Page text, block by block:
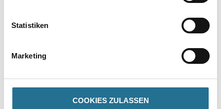
Statistiken
Marketing
COOKIES ZULASSEN
Produkteigenschaft
Ca. 1,5 kg/m2